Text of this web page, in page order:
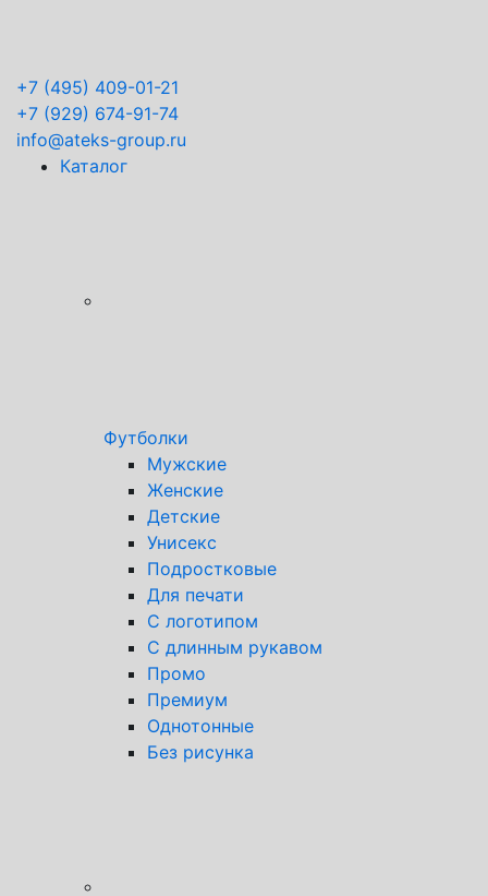
+7 (495) 409-01-21
+7 (929) 674-91-74
info@ateks-group.ru
Каталог
Футболки
Мужские
Женские
Детские
Унисекс
Подростковые
Для печати
С логотипом
С длинным рукавом
Промо
Премиум
Однотонные
Без рисунка